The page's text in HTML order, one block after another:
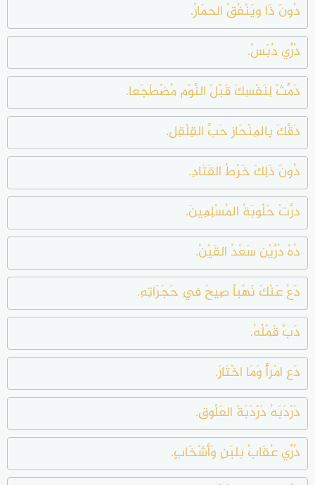
دُونَ ذَا ويَنْفُقُ الحمَارُ.
دُرِّي دُبَسُ.
دَمِّثْ لِنَفْسِكَ قَبْلَ النَّوْم مُضْطَجَعا.
دَقَّكَ بِالمِنْحَاز حَبَّ القِلْقِلِ.
دُونَ ذَلِكَ خَرْطُ القَتَادِ.
درَّتْ حَلُوبَةُ المُسْلِمِينَ.
دُهْ دُرَّيْنِ سَعْدُ القَيْنُ.
دَعْ عَنْكَ نَهْباً صِيحَ فِي حَجَرَاتِهِ.
دَبَّ قَمْلُهُ.
دَعِ امْرأً وَمَا اخْتَارَ.
دَرْدَبَهُ دَرْدَبَةَ العَلُوقِ.
دُرِّي عُقَابُ بلبَنٍ وَأَشْخَابٍ.